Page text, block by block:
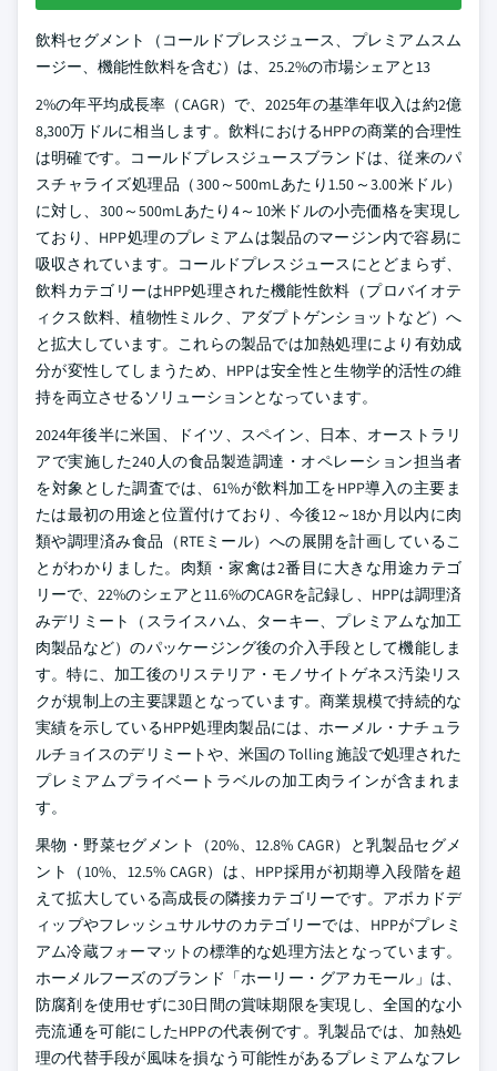
飲料セグメント（コールドプレスジュース、プレミアムスム
ージー、機能性飲料を含む）は、25.2%の市場シェアと13
2%の年平均成長率（CAGR）で、2025年の基準年収入は約2億
8,300万ドルに相当します。飲料におけるHPPの商業的合理性
は明確です。コールドプレスジュースブランドは、従来のパ
スチャライズ処理品（300～500mLあたり1.50～3.00米ドル）
に対し、300～500mLあたり4～10米ドルの小売価格を実現し
ており、HPP処理のプレミアムは製品のマージン内で容易に
吸収されています。コールドプレスジュースにとどまらず、
飲料カテゴリーはHPP処理された機能性飲料（プロバイオテ
ィクス飲料、植物性ミルク、アダプトゲンショットなど）へ
と拡大しています。これらの製品では加熱処理により有効成
分が変性してしまうため、HPPは安全性と生物学的活性の維
持を両立させるソリューションとなっています。
2024年後半に米国、ドイツ、スペイン、日本、オーストラリ
アで実施した240人の食品製造調達・オペレーション担当者
を対象とした調査では、61%が飲料加工をHPP導入の主要ま
たは最初の用途と位置付けており、今後12～18か月以内に肉
類や調理済み食品（RTEミール）への展開を計画しているこ
とがわかりました。肉類・家禽は2番目に大きな用途カテゴ
リーで、22%のシェアと11.6%のCAGRを記録し、HPPは調理済
みデリミート（スライスハム、ターキー、プレミアムな加工
肉製品など）のパッケージング後の介入手段として機能しま
す。特に、加工後のリステリア・モノサイトゲネス汚染リス
クが規制上の主要課題となっています。商業規模で持続的な
実績を示しているHPP処理肉製品には、ホーメル・ナチュラ
ルチョイスのデリミートや、米国の Tolling 施設で処理された
プレミアムプライベートラベルの加工肉ラインが含まれま
す。
果物・野菜セグメント（20%、12.8% CAGR）と乳製品セグメ
ント（10%、12.5% CAGR）は、HPP採用が初期導入段階を超
えて拡大している高成長の隣接カテゴリーです。アボカドデ
ィップやフレッシュサルサのカテゴリーでは、HPPがプレミ
アム冷蔵フォーマットの標準的な処理方法となっています。
ホーメルフーズのブランド「ホーリー・グアカモール」は、
防腐剤を使用せずに30日間の賞味期限を実現し、全国的な小
売流通を可能にしたHPPの代表例です。乳製品では、加熱処
理の代替手段が風味を損なう可能性があるプレミアムなフレ